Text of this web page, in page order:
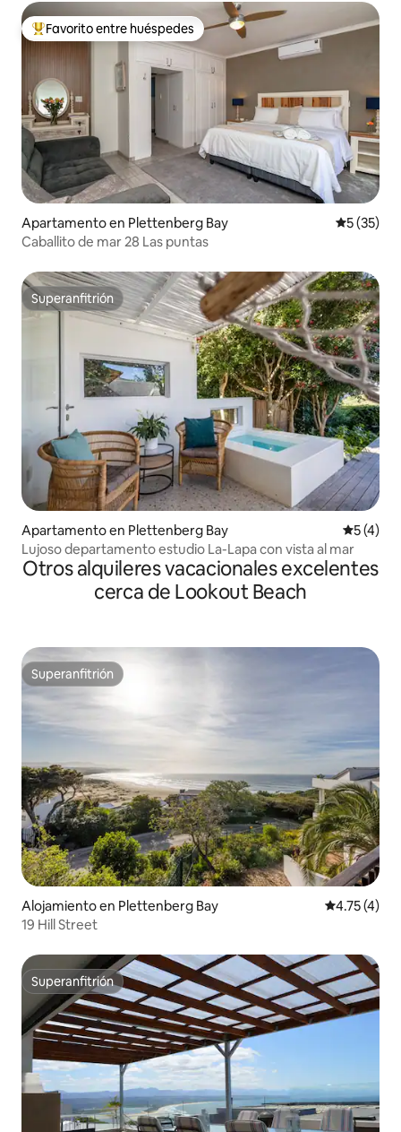
Favorito entre huéspedes preferido
Favorito entre huéspedes
Apartamento en Plettenberg Bay
5 (35)
Caballito de mar 28 Las puntas
Superanfitrión
Superanfitrión
Apartamento en Plettenberg Bay
5 (4)
Lujoso departamento estudio La-Lapa con vista al mar
Otros alquileres vacacionales excelentes
cerca de Lookout Beach
Superanfitrión
Superanfitrión
Alojamiento en Plettenberg Bay Calificación
4.75 (4)
19 Hill Street
Superanfitrión
Superanfitrión